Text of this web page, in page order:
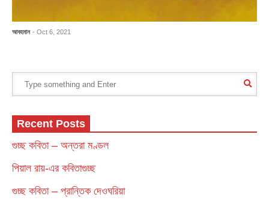
আবহমান - Oct 6, 2021
Recent Posts
গুচ্ছ কবিতা – অন্তরা মণ্ডল
পিয়াল রায়-এর কবিতাগুচ্ছ
গুচ্ছ কবিতা – প্রান্তিক দেওঘরিয়া